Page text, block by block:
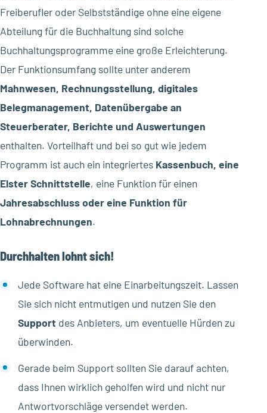
Freiberufler oder Selbstständige ohne eine eigene
Abteilung für die Buchhaltung sind solche
Buchhaltungsprogramme eine große Erleichterung.
Der Funktionsumfang sollte unter anderem
Mahnwesen, Rechnungsstellung, digitales
Belegmanagement, Datenübergabe an
Steuerberater, Berichte und Auswertungen
enthalten. Vorteilhaft und bei so gut wie jedem
Programm ist auch ein integriertes Kassenbuch, eine
Elster Schnittstelle, eine Funktion für einen
Jahresabschluss oder eine Funktion für
Lohnabrechnungen.
Durchhalten lohnt sich!
Jede Software hat eine Einarbeitungszeit. Lassen
Sie sich nicht entmutigen und nutzen Sie den
Support des Anbieters, um eventuelle Hürden zu
überwinden.
Gerade beim Support sollten Sie darauf achten,
dass Ihnen wirklich geholfen wird und nicht nur
Antwortvorschläge versendet werden.